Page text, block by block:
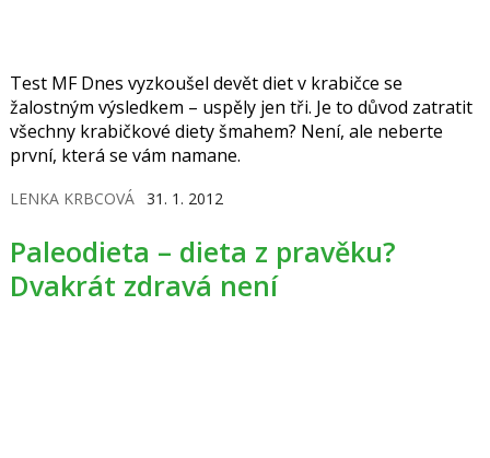
Test MF Dnes vyzkoušel devět diet v krabičce se
žalostným výsledkem – uspěly jen tři. Je to důvod zatratit
všechny krabičkové diety šmahem? Není, ale neberte
první, která se vám namane.
LENKA KRBCOVÁ 31. 1. 2012
Paleodieta – dieta z pravěku?
Dvakrát zdravá není